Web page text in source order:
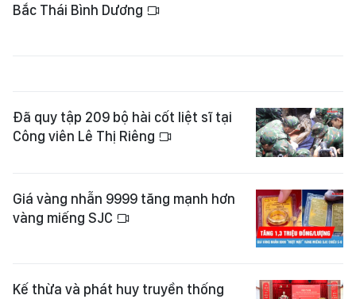
Bắc Thái Bình Dương
Đã quy tập 209 bộ hài cốt liệt sĩ tại
Công viên Lê Thị Riêng
Giá vàng nhẫn 9999 tăng mạnh hơn
vàng miếng SJC
Kế thừa và phát huy truyền thống